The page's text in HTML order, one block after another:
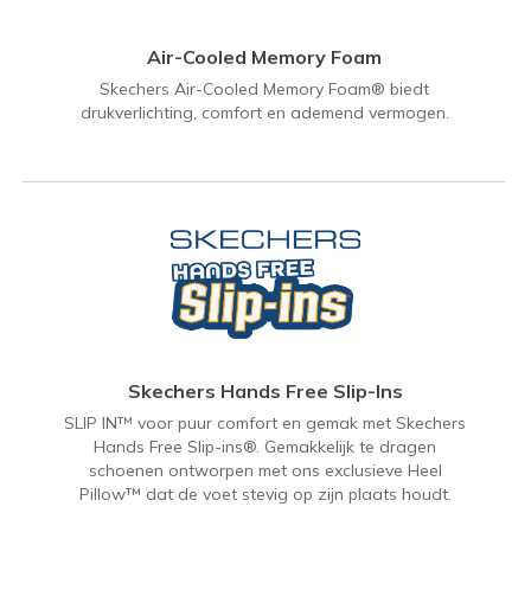
Air-Cooled Memory Foam
Skechers Air-Cooled Memory Foam® biedt
drukverlichting, comfort en ademend vermogen.
Skechers Hands Free Slip-Ins
SLIP IN™ voor puur comfort en gemak met Skechers
Hands Free Slip-ins®. Gemakkelijk te dragen
schoenen ontworpen met ons exclusieve Heel
Pillow™ dat de voet stevig op zijn plaats houdt.